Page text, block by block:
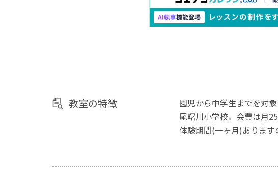
教室の特徴
園児から中学生までを対
尾曙川小学校。会費は月
体験期間(一ヶ月)ありま